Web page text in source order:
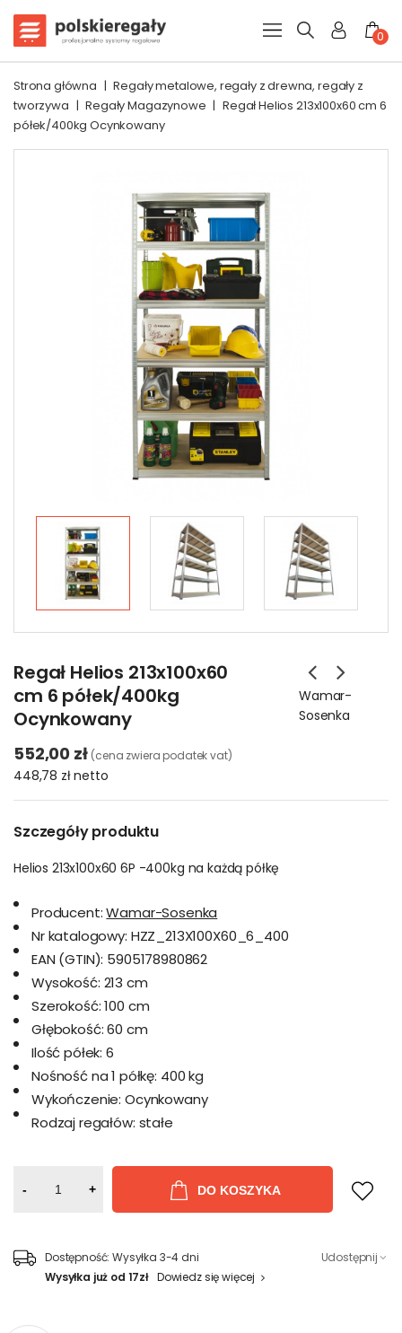
0
Strona główna | Regały metalowe, regały z drewna, regały z
tworzywa | Regały Magazynowe | Regał Helios 213x100x60 cm 6
półek/400kg Ocynkowany
Regał Helios 213x100x60
cm 6 półek/400kg
Ocynkowany
Wamar-
Sosenka
552,00 zł (cena zwiera podatek vat)
448,78 złnetto
Szczegóły produktu
Helios 213x100x60 6P -400kg na każdą półkę
Producent: Wamar-Sosenka
Nr katalogowy: HZZ_213X100X60_6_400
EAN (GTIN): 5905178980862
Wysokość: 213 cm
Szerokość: 100 cm
Głębokość: 60 cm
Ilość półek: 6
Nośność na 1 półkę: 400 kg
Wykończenie: Ocynkowany
Rodzaj regałów: stałe
- + DO KOSZYKA
Dostępność: Wysyłka 3-4 dni
Wysyłka już od 17zł Dowiedz się więcej
Udostępnij